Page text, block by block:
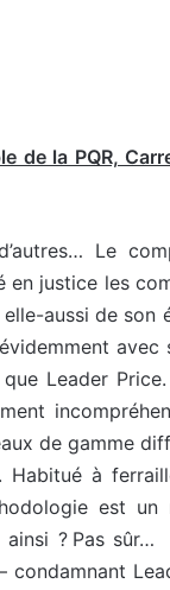
de la PQR,
Le
en justice les
aussi de
Leader
de gamme
à
est
ainsi ? Pas
condamnant